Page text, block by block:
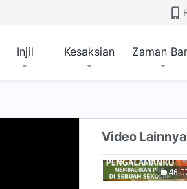
Injil Kesaksian Zaman
Video Lainnya